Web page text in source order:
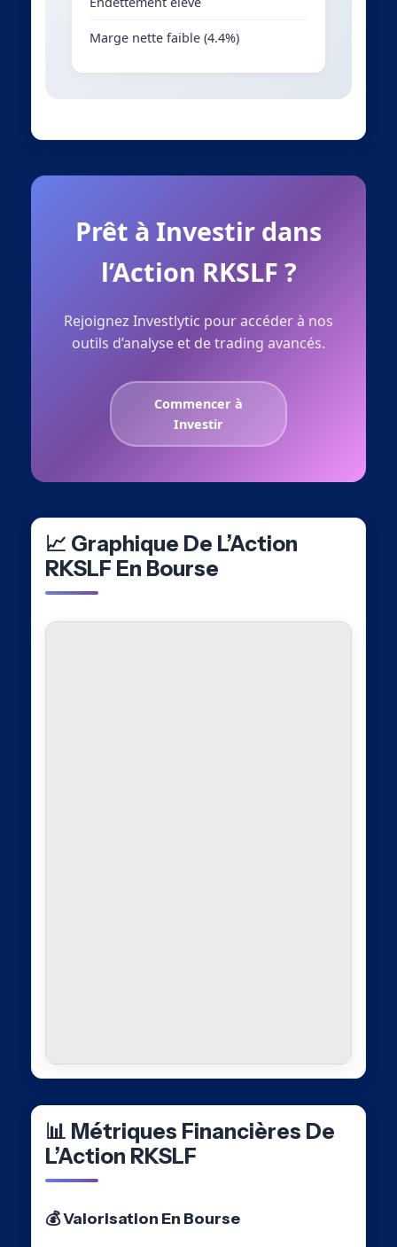
Marge nette faible (4.4%)
Prêt à Investir dans
l’Action RKSLF ?
Rejoignez Investlytic pour accéder à nos
outils d’analyse et de trading avancés.
Commencer à
Investir
📈 Graphique De L’Action
RKSLF En Bourse
📊 Métriques Financières De
L’Action RKSLF
💰 Valorisation En Bourse